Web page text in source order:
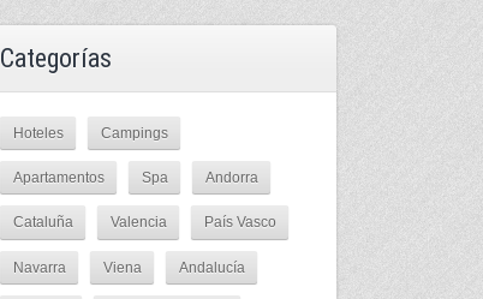
Categorías
Hoteles Campings
Apartamentos Spa Andorra
Cataluña Valencia País Vasco
Navarra Viena Andalucía